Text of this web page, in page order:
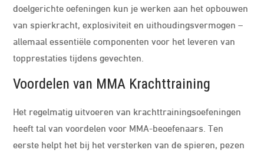
doelgerichte oefeningen kun je werken aan het opbouwen
van spierkracht, explosiviteit en uithoudingsvermogen –
allemaal essentiële componenten voor het leveren van
topprestaties tijdens gevechten.
Voordelen van MMA Krachttraining
Het regelmatig uitvoeren van krachttrainingsoefeningen
heeft tal van voordelen voor MMA-beoefenaars. Ten
eerste helpt het bij het versterken van de spieren, pezen